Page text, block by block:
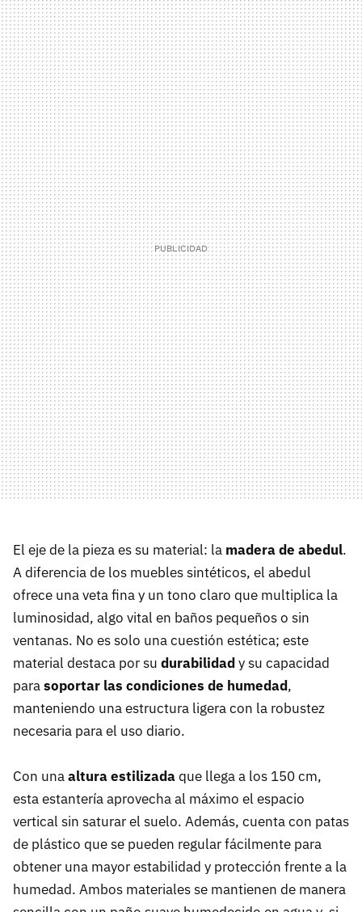
El eje de la pieza es su material: la madera de abedul.
A diferencia de los muebles sintéticos, el abedul
ofrece una veta fina y un tono claro que multiplica la
luminosidad, algo vital en baños pequeños o sin
ventanas. No es solo una cuestión estética; este
material destaca por su durabilidady su capacidad
parasoportar las condiciones de humedad,
manteniendo una estructura ligera con la robustez
necesaria para el uso diario.
Con unaaltura estilizadaque llega a los 150 cm,
esta estantería aprovecha al máximo el espacio
vertical sin saturar el suelo. Además, cuenta con patas
de plástico que se pueden regular fácilmente para
obtener una mayor estabilidad y protección frente a la
humedad. Ambos materiales se mantienen de manera